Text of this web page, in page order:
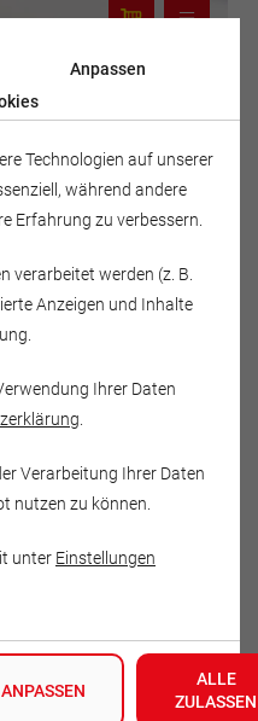
Anpassen
Technologien auf unserer
während andere
Erfahrung zu verbessern.
verarbeitet werden (z. B.
Anzeigen und Inhalte
Ihrer Daten
Verarbeitung Ihrer Daten
nutzen zu können.
unter Einstellungen
ANPASSEN
ALLE
ZULASSEN